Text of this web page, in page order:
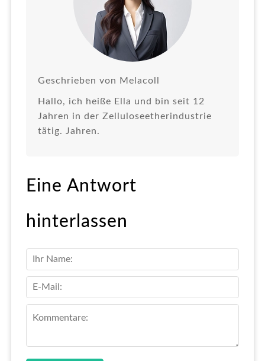
Geschrieben von Melacoll
Hallo, ich heiße Ella und bin seit 12
Jahren in der Zelluloseetherindustrie
tätig. Jahren.
Eine Antwort
hinterlassen